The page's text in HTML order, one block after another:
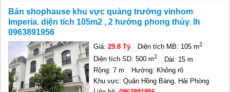
Bán shophause khu vực quảng trường vinhom
Imperia. diện tích 105m2 , 2 hướng phong thủy. lh
0963891956
Giá:29.8 Tỷ Diện tích MB: 105 m2
Diện tích SD: 500 m2
Dài: 15 m
Rộng: 7 m
Hướng: Không rõ
Khu vực: Quận Hồng Bàng, Hải Phòng